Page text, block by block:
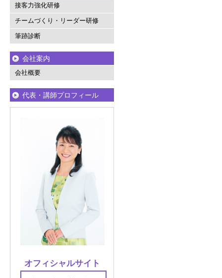
接客力強化研修
チームづくり・リーダー研修
筆跡診断
会社案内
会社概要
代表・講師プロフィール
オフィシャルサイト